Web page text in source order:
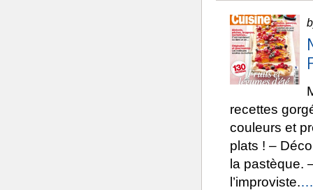
recettes
couleurs et
plats ! –
la pastèque.
l’improviste.…